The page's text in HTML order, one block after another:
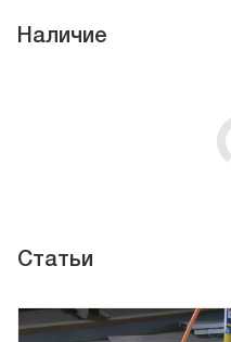
Наличие
Статьи